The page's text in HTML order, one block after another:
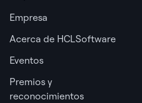
Empresa
Acerca de HCLSoftware
Eventos
Premios y
reconocimientos